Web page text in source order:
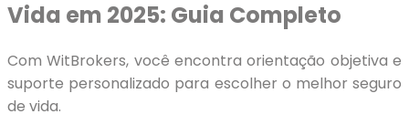
Vida em 2025: Guia Completo
Com WitBrokers, você encontra orientação objetiva e
suporte personalizado para escolher o melhor seguro
de vida.